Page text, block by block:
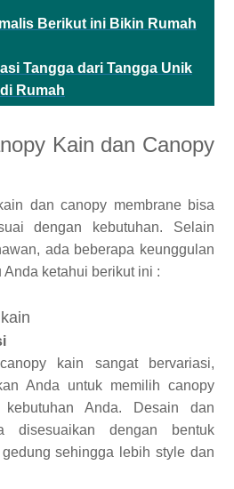
Berikut ini Bikin Rumah
Tangga dari Tangga Unik
Rumah
Kain dan Canopy
dan canopy membrane bisa
dengan kebutuhan. Selain
ada beberapa keunggulan
ketahui berikut ini :
kain sangat bervariasi,
Anda untuk memilih canopy
Anda. Desain dan
disesuaikan dengan bentuk
sehingga lebih style dan